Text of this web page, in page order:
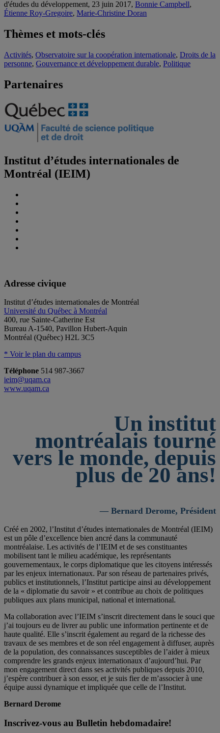
d'études du développement, 23 juin 2017, Bonnie Campbell,
Étienne Roy-Gregoire, Marie-Christine Doran
Thèmes et mots-clés
Activités, Observatoire sur la coopération internationale, Droits de la
personne, Gouvernance et développement durable, Politique
Partenaires
Institut d’études internationales de
Montréal (IEIM)
Adresse civique
Institut d’études internationales de Montréal
Université du Québec à Montréal
400, rue Sainte-Catherine Est
Bureau A-1540, Pavillon Hubert-Aquin
Montréal (Québec) H2L 3C5
* Voir le plan du campus
Téléphone 514 987-3667
ieim@uqam.ca
www.uqam.ca
Un institut
montréalais tourné
vers le monde, depuis
plus de 20 ans!
— Bernard Derome, Président
Créé en 2002, l’Institut d’études internationales de Montréal (IEIM)
est un pôle d’excellence bien ancré dans la communauté
montréalaise. Les activités de l’IEIM et de ses constituantes
mobilisent tant le milieu académique, les représentants
gouvernementaux, le corps diplomatique que les citoyens intéressés
par les enjeux internationaux. Par son réseau de partenaires privés,
publics et institutionnels, l’Institut participe ainsi au développement
de la « diplomatie du savoir » et contribue au choix de politiques
publiques aux plans municipal, national et international.
Ma collaboration avec l’IEIM s’inscrit directement dans le souci que
j’ai toujours eu de livrer au public une information pertinente et de
haute qualité. Elle s’inscrit également au regard de la richesse des
travaux de ses membres et de son réel engagement à diffuser, auprès
de la population, des connaissances susceptibles de l’aider à mieux
comprendre les grands enjeux internationaux d’aujourd’hui. Par
mon engagement direct dans ses activités publiques depuis 2010,
j’espère contribuer à son essor, et je suis fier de m’associer à une
équipe aussi dynamique et impliquée que celle de l’Institut.
Bernard Derome
Inscrivez-vous au Bulletin hebdomadaire!